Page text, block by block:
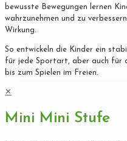
bewusste Bewegungen lernen
wahrzunehmen und zu
Wirkung.
So entwickeln die Kinder ein
für jede Sportart, aber auch für
bis zum Spielen im Freien.
✕
Mini Mini Stufe